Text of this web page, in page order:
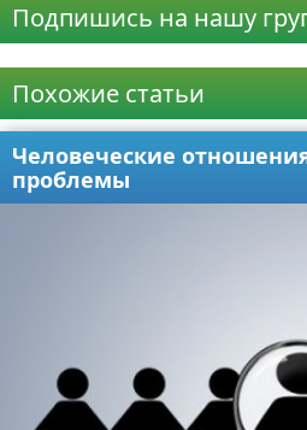
Подпишись на нашу
Похожие статьи
Человеческие
проблемы